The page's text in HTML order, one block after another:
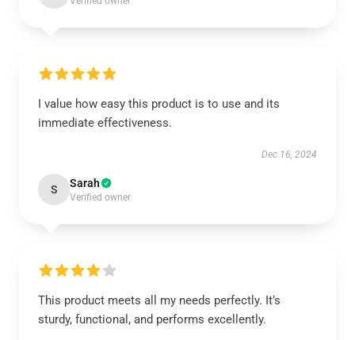
I value how easy this product is to use and its
immediate effectiveness.
Dec 16, 2024
S Sarah
Verified owner
This product meets all my needs perfectly. It’s
sturdy, functional, and performs excellently.